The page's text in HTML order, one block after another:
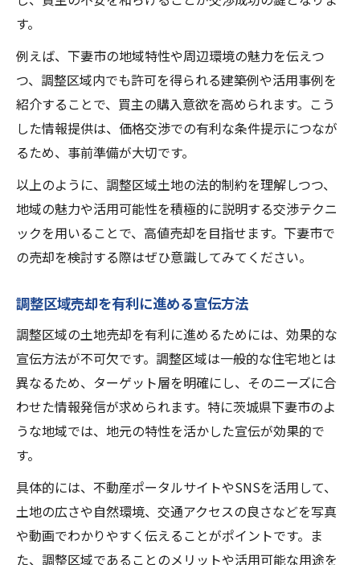
す。
例えば、下妻市の地域特性や周辺環境の魅力を伝えつ
つ、調整区域内でも許可を得られる建築例や活用事例を
紹介することで、買主の購入意欲を高められます。こう
した情報提供は、価格交渉での有利な条件提示につなが
るため、事前準備が大切です。
以上のように、調整区域土地の法的制約を理解しつつ、
地域の魅力や活用可能性を積極的に説明する交渉テクニ
ックを用いることで、高値売却を目指せます。下妻市で
の売却を検討する際はぜひ意識してみてください。
調整区域売却を有利に進める宣伝方法
調整区域の土地売却を有利に進めるためには、効果的な
宣伝方法が不可欠です。調整区域は一般的な住宅地とは
異なるため、ターゲット層を明確にし、そのニーズに合
わせた情報発信が求められます。特に茨城県下妻市のよ
うな地域では、地元の特性を活かした宣伝が効果的で
す。
具体的には、不動産ポータルサイトやSNSを活用して、
土地の広さや自然環境、交通アクセスの良さなどを写真
や動画でわかりやすく伝えることがポイントです。ま
た、調整区域であることのメリットや活用可能な用途を